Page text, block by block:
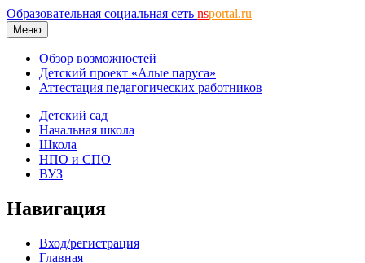
Образовательная социальная сеть nsportal.ru
Меню
Обзор возможностей
Детский проект «Алые паруса»
Аттестация педагогических работников
Детский сад
Начальная школа
Школа
НПО и СПО
ВУЗ
Навигация
Вход/регистрация
Главная